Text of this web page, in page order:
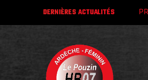
DERNIÈRESACTUALITÉS